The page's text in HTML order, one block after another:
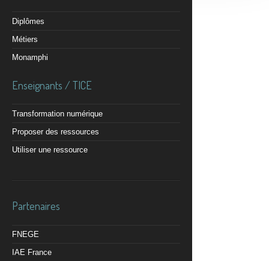
Diplômes
Métiers
Monamphi
Enseignants / TICE
Transformation numérique
Proposer des ressources
Utiliser une ressource
Partenaires
FNEGE
IAE France